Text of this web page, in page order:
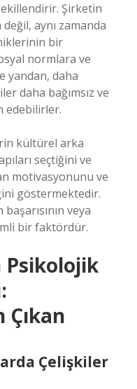
Şirketin
aynı zamanda
bir
normlara ve
yandan, daha
daha bağımsız ve
edebilirler.
kültürel arka
seçtiğini ve
motivasyonunu ve
göstermektedir.
veya
bir faktördür.
Çelişkiler